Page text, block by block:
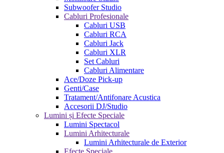
Subwoofer Studio
Cabluri Profesionale
Cabluri USB
Cabluri RCA
Cabluri Jack
Cabluri XLR
Set Cabluri
Cabluri Alimentare
Ace/Doze Pick-up
Genti/Case
Tratament/Antifonare Acustica
Accesorii DJ/Studio
Lumini și Efecte Speciale
Lumini Spectacol
Lumini Arhitecturale
Lumini Arhitecturale de Exterior
Efecte Speciale